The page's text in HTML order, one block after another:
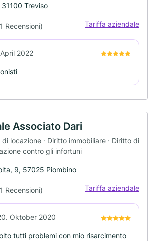
Treviso
Recensioni) Tariffa aziendale
2022
Associato Dari
di locazione · Diritto immobiliare · Diritto di
contro gli infortuni
9, 57025 Piombino
Recensioni) Tariffa aziendale
Oktober 2020
tutti problemi con mio risarcimento